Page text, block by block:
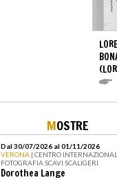
MOSTRE
Dal 30/07/2026 al 01/11/2026
VERONA | CENTRO
FOTOGRAFIA SCAVI SCALIGERI
Dorothea Lange